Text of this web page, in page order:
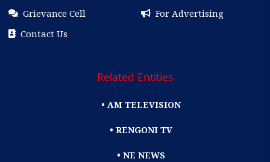
Grievance Cell
For Advertising
Contact Us
Related Entities
• AM TELEVISION
• RENGONI TV
• NE NEWS